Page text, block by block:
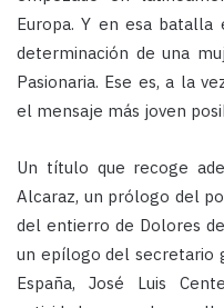
Europa. Y en esa
determinación de una
Pasionaria. Ese es, a la
el mensaje más joven
Un título que recoge
Alcaraz, un prólogo del
del entierro de Dolores
un epílogo del secretario
España, José Luis